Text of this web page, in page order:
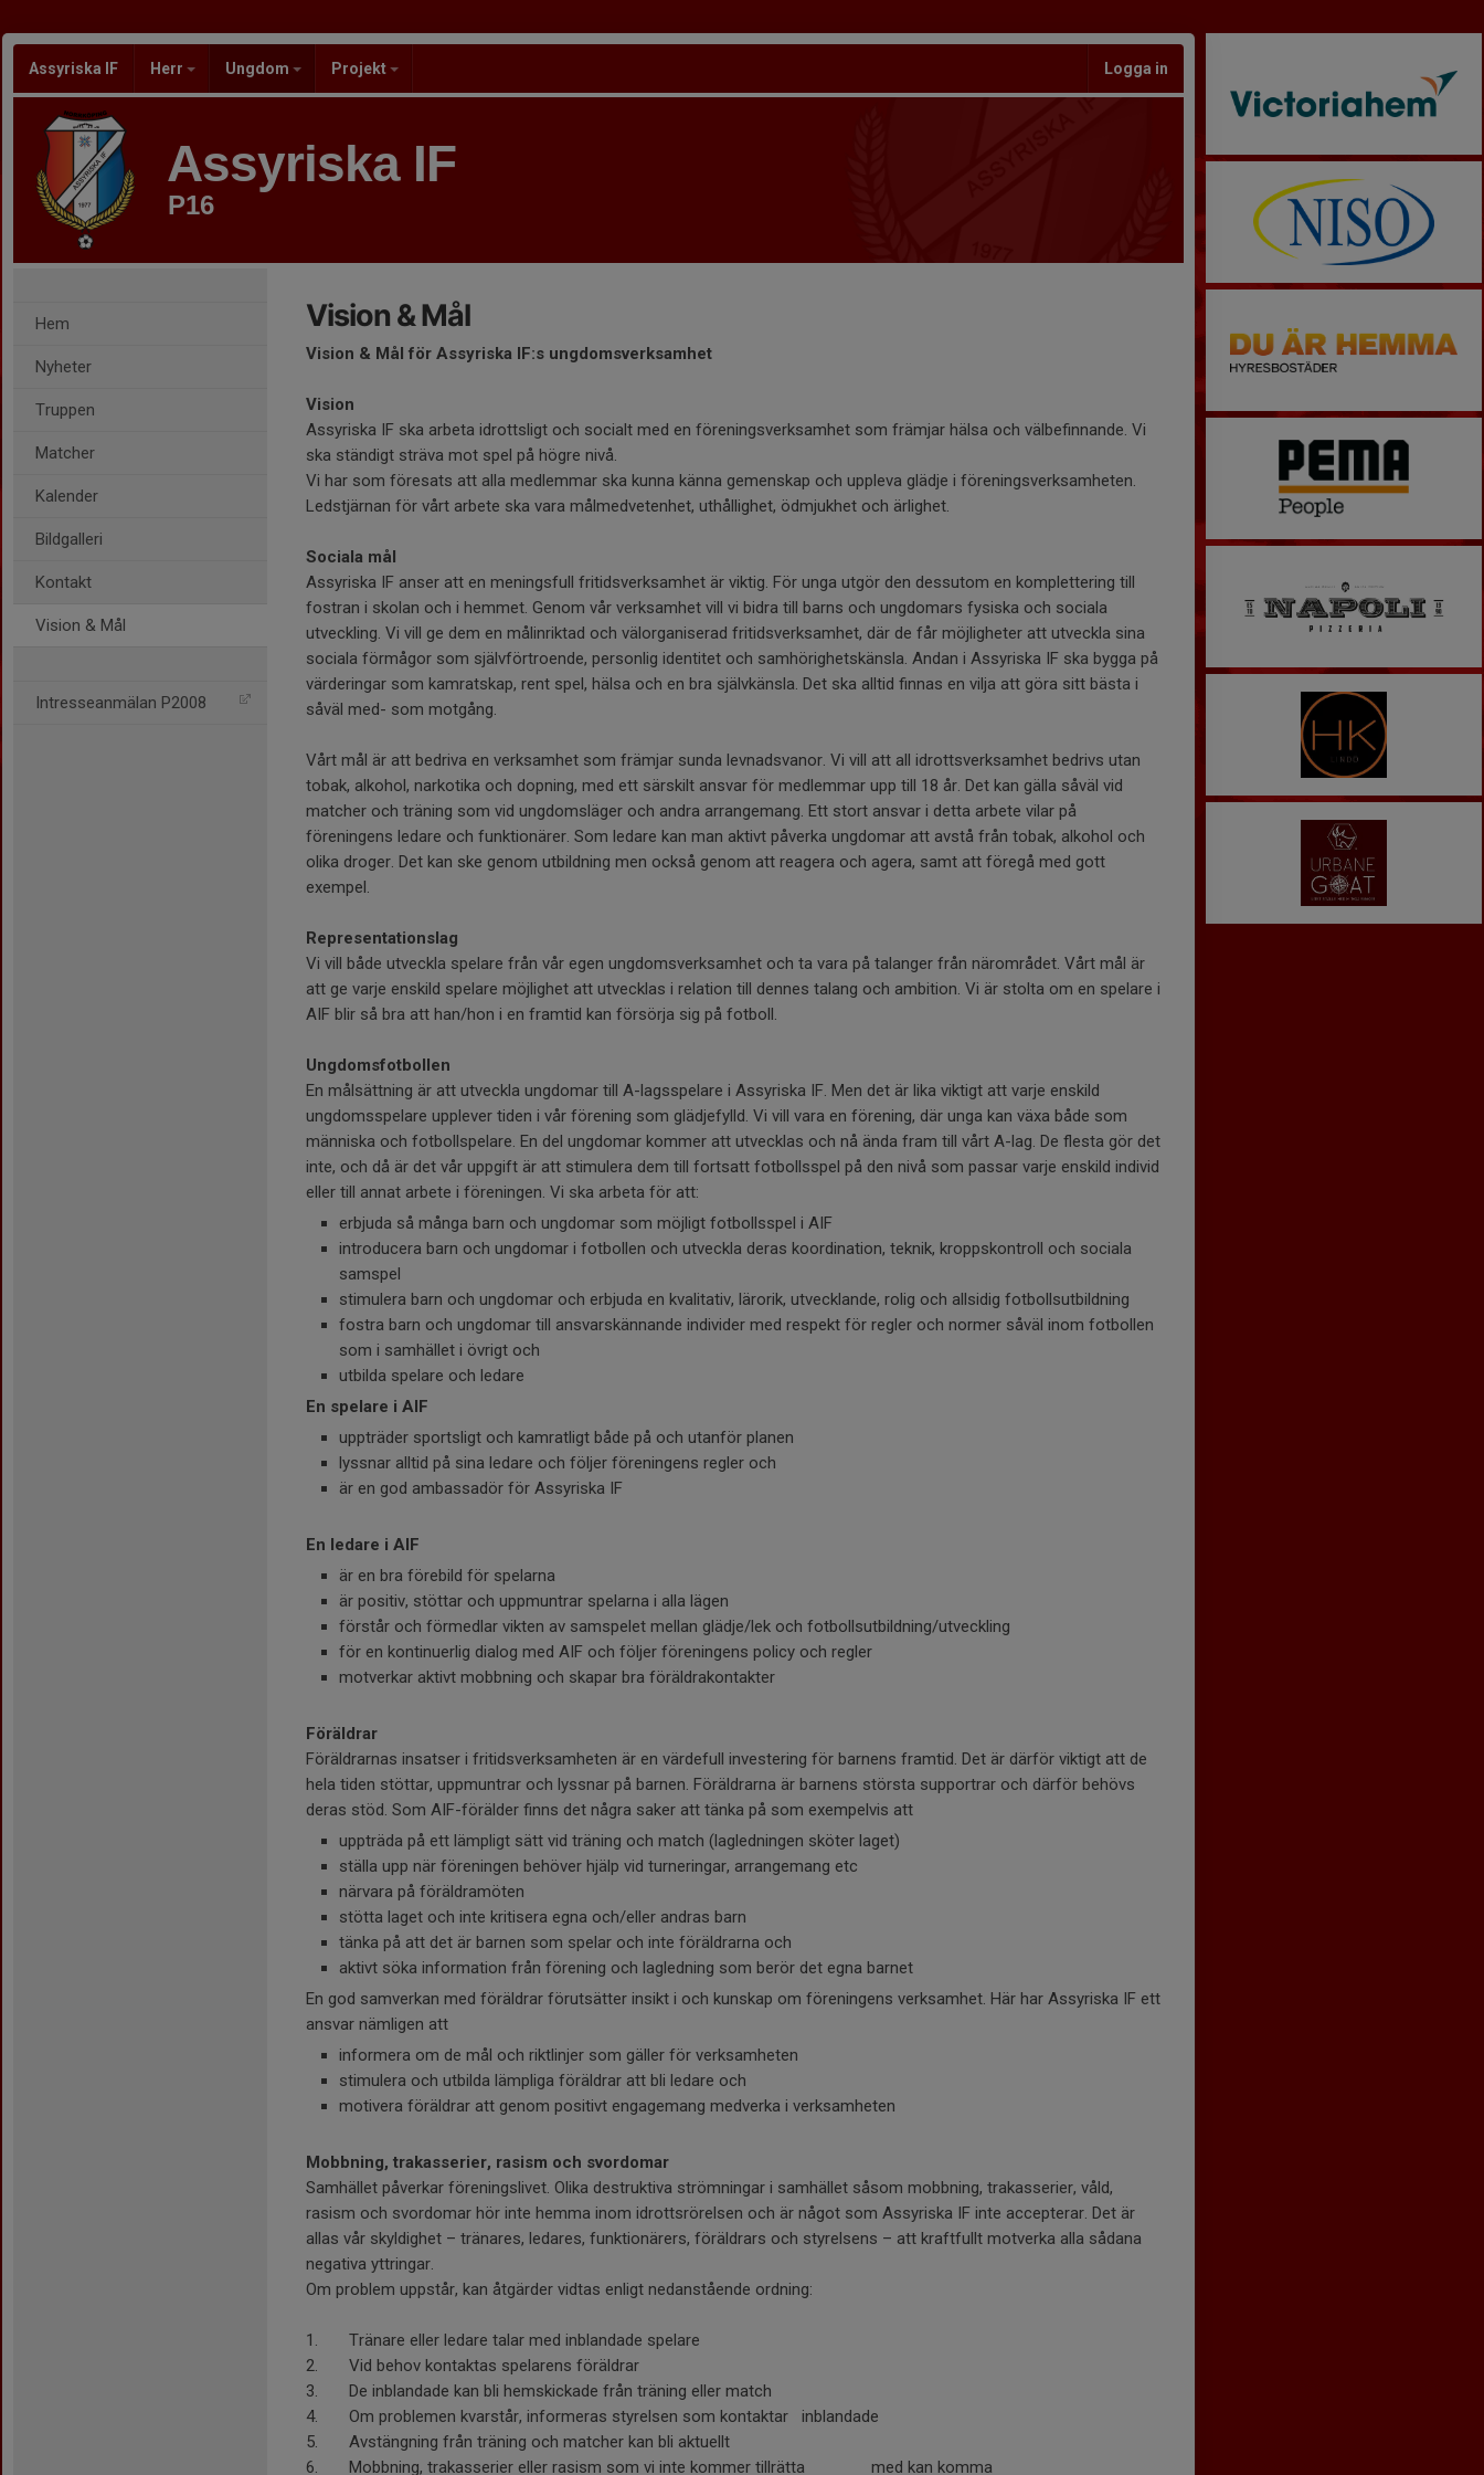
Assyriska IF Herr Ungdom Projekt Logga in
Assyriska IF
P16
Hem
Nyheter
Truppen
Matcher
Kalender
Bildgalleri
Kontakt
Vision & Mål
Intresseanmälan P2008
Vision & Mål
Vision & Mål för Assyriska IF:s ungdomsverksamhet
Vision
Assyriska IF ska arbeta idrottsligt och socialt med en föreningsverksamhet som främjar hälsa och välbefinnande. Vi
ska ständigt sträva mot spel på högre nivå.
Vi har som föresats att alla medlemmar ska kunna känna gemenskap och uppleva glädje i föreningsverksamheten.
Ledstjärnan för vårt arbete ska vara målmedvetenhet, uthållighet, ödmjukhet och ärlighet.
Sociala mål
Assyriska IF anser att en meningsfull fritidsverksamhet är viktig. För unga utgör den dessutom en komplettering till
fostran i skolan och i hemmet. Genom vår verksamhet vill vi bidra till barns och ungdomars fysiska och sociala
utveckling. Vi vill ge dem en målinriktad och välorganiserad fritidsverksamhet, där de får möjligheter att utveckla sina
sociala förmågor som självförtroende, personlig identitet och samhörighetskänsla. Andan i Assyriska IF ska bygga på
värderingar som kamratskap, rent spel, hälsa och en bra självkänsla. Det ska alltid finnas en vilja att göra sitt bästa i
såväl med- som motgång.
Vårt mål är att bedriva en verksamhet som främjar sunda levnadsvanor. Vi vill att all idrottsverksamhet bedrivs utan
tobak, alkohol, narkotika och dopning, med ett särskilt ansvar för medlemmar upp till 18 år. Det kan gälla såväl vid
matcher och träning som vid ungdomsläger och andra arrangemang. Ett stort ansvar i detta arbete vilar på
föreningens ledare och funktionärer. Som ledare kan man aktivt påverka ungdomar att avstå från tobak, alkohol och
olika droger. Det kan ske genom utbildning men också genom att reagera och agera, samt att föregå med gott
exempel.
Representationslag
Vi vill både utveckla spelare från vår egen ungdomsverksamhet och ta vara på talanger från närområdet. Vårt mål är
att ge varje enskild spelare möjlighet att utvecklas i relation till dennes talang och ambition. Vi är stolta om en spelare i
AIF blir så bra att han/hon i en framtid kan försörja sig på fotboll.
Ungdomsfotbollen
En målsättning är att utveckla ungdomar till A-lagsspelare i Assyriska IF. Men det är lika viktigt att varje enskild
ungdomsspelare upplever tiden i vår förening som glädjefylld. Vi vill vara en förening, där unga kan växa både som
människa och fotbollspelare. En del ungdomar kommer att utvecklas och nå ända fram till vårt A-lag. De flesta gör det
inte, och då är det vår uppgift är att stimulera dem till fortsatt fotbollsspel på den nivå som passar varje enskild individ
eller till annat arbete i föreningen. Vi ska arbeta för att:
erbjuda så många barn och ungdomar som möjligt fotbollsspel i AIF
introducera barn och ungdomar i fotbollen och utveckla deras koordination, teknik, kroppskontroll och sociala
samspel
stimulera barn och ungdomar och erbjuda en kvalitativ, lärorik, utvecklande, rolig och allsidig fotbollsutbildning
fostra barn och ungdomar till ansvarskännande individer med respekt för regler och normer såväl inom fotbollen
som i samhället i övrigt och
utbilda spelare och ledare
En spelare i AIF
uppträder sportsligt och kamratligt både på och utanför planen
lyssnar alltid på sina ledare och följer föreningens regler och
är en god ambassadör för Assyriska IF
En ledare i AIF
är en bra förebild för spelarna
är positiv, stöttar och uppmuntrar spelarna i alla lägen
förstår och förmedlar vikten av samspelet mellan glädje/lek och fotbollsutbildning/utveckling
för en kontinuerlig dialog med AIF och följer föreningens policy och regler
motverkar aktivt mobbning och skapar bra föräldrakontakter
Föräldrar
Föräldrarnas insatser i fritidsverksamheten är en värdefull investering för barnens framtid. Det är därför viktigt att de
hela tiden stöttar, uppmuntrar och lyssnar på barnen. Föräldrarna är barnens största supportrar och därför behövs
deras stöd. Som AIF-förälder finns det några saker att tänka på som exempelvis att
uppträda på ett lämpligt sätt vid träning och match (lagledningen sköter laget)
ställa upp när föreningen behöver hjälp vid turneringar, arrangemang etc
närvara på föräldramöten
stötta laget och inte kritisera egna och/eller andras barn
tänka på att det är barnen som spelar och inte föräldrarna och
aktivt söka information från förening och lagledning som berör det egna barnet
En god samverkan med föräldrar förutsätter insikt i och kunskap om föreningens verksamhet. Här har Assyriska IF ett
ansvar nämligen att
informera om de mål och riktlinjer som gäller för verksamheten
stimulera och utbilda lämpliga föräldrar att bli ledare och
motivera föräldrar att genom positivt engagemang medverka i verksamheten
Mobbning, trakasserier, rasism och svordomar
Samhället påverkar föreningslivet. Olika destruktiva strömningar i samhället såsom mobbning, trakasserier, våld,
rasism och svordomar hör inte hemma inom idrottsrörelsen och är något som Assyriska IF inte accepterar. Det är
allas vår skyldighet – tränares, ledares, funktionärers, föräldrars och styrelsens – att kraftfullt motverka alla sådana
negativa yttringar.
Om problem uppstår, kan åtgärder vidtas enligt nedanstående ordning:
1. Tränare eller ledare talar med inblandade spelare
2. Vid behov kontaktas spelarens föräldrar
3. De inblandade kan bli hemskickade från träning eller match
4. Om problemen kvarstår, informeras styrelsen som kontaktar inblandade
5. Avstängning från träning och matcher kan bli aktuellt
6. Mobbning, trakasserier eller rasism som vi inte kommer tillrätta med kan komma